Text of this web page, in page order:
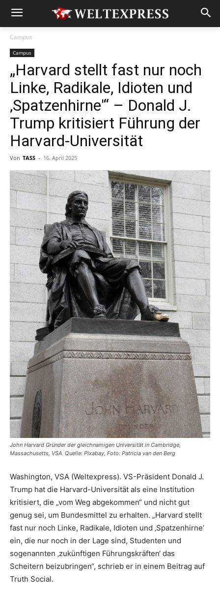
Campus
Campus
„Harvard stellt fast nur noch
Linke, Radikale, Idioten und
‚Spatzenhirne'“ – Donald J.
Trump kritisiert Führung der
Harvard-Universität
Von TASS - 16. April 2025
John Harvard Gründer der gleichnamigen Universität in Cambridge,
Massachusetts, VSA. Quelle: Pixabay, Foto: Patricia van den Berg
Washington, VSA (Weltexpress). VS-Präsident Donald J.
Trump hat die Harvard-Universität als eine Institution
kritisiert, die „vom Weg abgekommen“ und nicht gut
genug sei, um Bundesmittel zu erhalten. „Harvard stellt
fast nur noch Linke, Radikale, Idioten und ‚Spatzenhirne‘
ein, die nur noch in der Lage sind, Studenten und
sogenannten ‚zukünftigen Führungskräften‘ das
Scheitern beizubringen“, schrieb er in einem Beitrag auf
Truth Social.